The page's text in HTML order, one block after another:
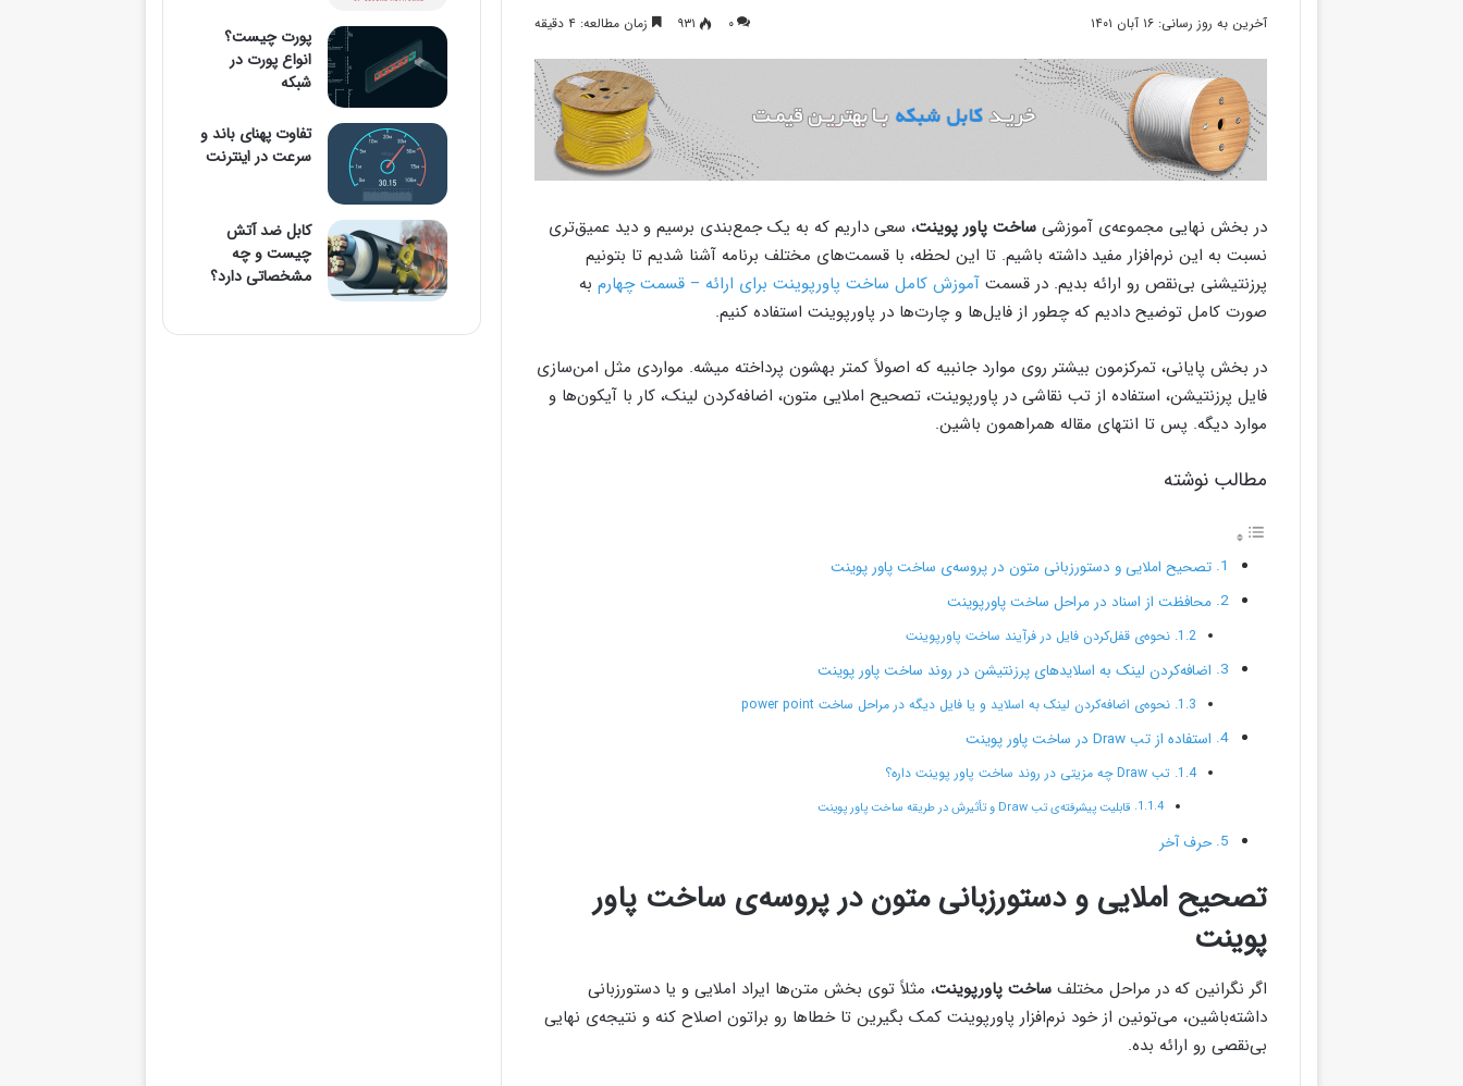
آخرین به روز رسانی: ۱۶ آبان ۱۴۰۱ ۰ ۹۳۱ زمان مطالعه: ۴ دقیقه
در بخش نهایی مجموعه‌ی آموزشیساخت پاور پوینت، سعی داریم که به یک جمع‌بندی برسیم و دید عمیق‌تری
نسبت به این نرم‌افزار مفید داشته باشیم. تا این لحظه، با قسمت‌های مختلف برنامه آشنا شدیم تا بتونیم
پرزنتیشنی بی‌نقص رو ارائه بدیم. در قسمتآموزش کامل ساخت پاورپوینت برای ارائه – قسمت چهارم به
صورت کامل توضیح دادیم که چطور از فایل‌ها و چارت‌ها در پاورپوینت استفاده کنیم.
در بخش پایانی، تمرکزمون بیشتر روی موارد جانبیه که اصولاً کمتر بهشون پرداخته میشه. مواردی مثل امن‌سازی
فایل پرزنتیشن، استفاده از تب نقاشی در پاورپوینت، تصحیح املایی متون، اضافه‌کردن لینک، کار با آیکون‌ها و
موارد دیگه. پس تا انتهای مقاله همراهمون باشین.
مطالب نوشته
تصحیح املایی و دستورزبانی متون در پروسه‌ی ساخت پاور پوینت
محافظت از اسناد در مراحل ساخت پاورپوینت
نحوه‌ی قفل‌کردن فایل در فرآیند ساخت پاورپوینت
اضافه‌کردن لینک به اسلایدهای پرزنتیشن در روند ساخت پاور پوینت
نحوه‌ی اضافه‌کردن لینک به اسلاید و یا فایل دیگه در مراحل ساخت power point
استفاده از تب Draw در ساخت پاور پوینت
تب Draw چه مزیتی در روند ساخت پاور پوینت داره؟
قابلیت پیشرفته‌ی تب Draw و تأثیرش در طریقه ساخت پاور پوینت
حرف آخر
تصحیح املایی و دستورزبانی متون در پروسه‌ی ساخت پاور
پوینت
اگر نگرانین که در مراحل مختلفساخت پاورپوینت، مثلاً توی بخش متن‌ها ایراد املایی و یا دستورزبانی
داشته‌باشین، می‌تونین از خود نرم‌افزار پاورپوینت کمک بگیرین تا خطاها رو براتون اصلاح کنه و نتیجه‌ی نهایی
بی‌نقصی رو ارائه بده.
پورت چیست؟
انواع پورت در
شبکه
تفاوت پهنای باند و
سرعت در اینترنت
کابل ضد آتش
چیست و چه
مشخصاتی دارد؟